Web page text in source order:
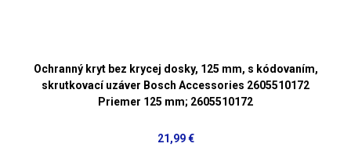
Ochranný kryt bez krycej dosky, 125 mm, s kódovaním,
skrutkovací uzáver Bosch Accessories 2605510172
Priemer 125 mm; 2605510172
21,99 €